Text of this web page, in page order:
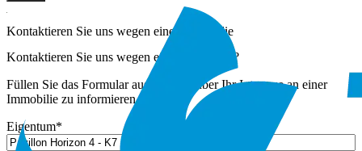
Kontaktieren Sie uns wegen einer Immobilie
Kontaktieren Sie uns wegen einer Immobilie?
Füllen Sie das Formular aus, um uns über Ihr Interesse an einer
Immobilie zu informieren.
Eigentum*